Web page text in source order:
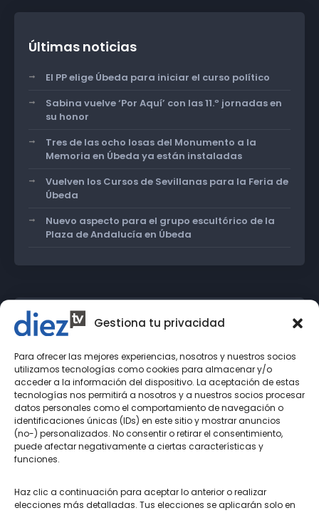
Gestiona tu privacidad
Para ofrecer las mejores experiencias, nosotros y nuestros socios
utilizamos tecnologías como cookies para almacenar y/o
acceder a la información del dispositivo. La aceptación de estas
tecnologías nos permitirá a nosotros y a nuestros socios procesar
datos personales como el comportamiento de navegación o
identificaciones únicas (IDs) en este sitio y mostrar anuncios
(no-) personalizados. No consentir o retirar el consentimiento,
puede afectar negativamente a ciertas características y
funciones.
Haz clic a continuación para aceptar lo anterior o realizar
elecciones más detalladas. Tus elecciones se aplicarán solo en
Últimas noticias
El PP elige Úbeda para iniciar el curso político
Sabina vuelve ‘Por Aquí’ con las 11.º jornadas en
su honor
Tres de las ocho losas del Monumento a la
Memoria en Úbeda ya están instaladas
Vuelven los Cursos de Sevillanas para la Feria de
Úbeda
Nuevo aspecto para el grupo escultórico de la
Plaza de Andalucía en Úbeda
Archivos
septiembre 2024
agosto 2024
julio 2024
junio 2024
mayo 2024
abril 2024